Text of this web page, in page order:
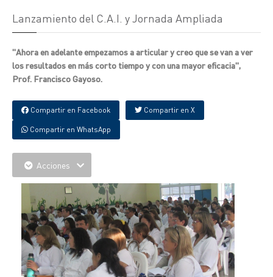
Lanzamiento del C.A.I. y Jornada Ampliada
"Ahora en adelante empezamos a articular y creo que se van a ver
los resultados en más corto tiempo y con una mayor eficacia",
Prof. Francisco Gayoso.
Compartir en Facebook Compartir en X
Compartir en WhatsApp
Acciones